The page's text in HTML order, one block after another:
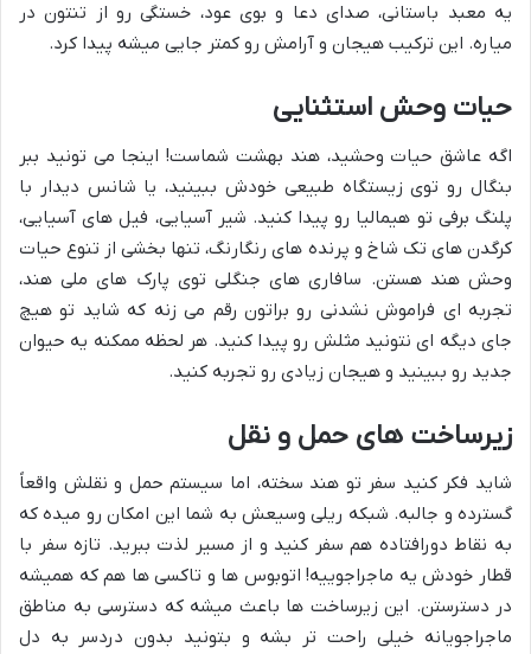
یه معبد باستانی، صدای دعا و بوی عود، خستگی رو از تنتون در
میاره. این ترکیب هیجان و آرامش رو کمتر جایی میشه پیدا کرد.
حیات وحش استثنایی
اگه عاشق حیات وحشید، هند بهشت شماست! اینجا می تونید ببر
بنگال رو توی زیستگاه طبیعی خودش ببینید، یا شانس دیدار با
پلنگ برفی تو هیمالیا رو پیدا کنید. شیر آسیایی، فیل های آسیایی،
کرگدن های تک شاخ و پرنده های رنگارنگ، تنها بخشی از تنوع حیات
وحش هند هستن. سافاری های جنگلی توی پارک های ملی هند،
تجربه ای فراموش نشدنی رو براتون رقم می زنه که شاید تو هیچ
جای دیگه ای نتونید مثلش رو پیدا کنید. هر لحظه ممکنه یه حیوان
جدید رو ببینید و هیجان زیادی رو تجربه کنید.
زیرساخت های حمل و نقل
شاید فکر کنید سفر تو هند سخته، اما سیستم حمل و نقلش واقعاً
گسترده و جالبه. شبکه ریلی وسیعش به شما این امکان رو میده که
به نقاط دورافتاده هم سفر کنید و از مسیر لذت ببرید. تازه سفر با
قطار خودش یه ماجراجوییه! اتوبوس ها و تاکسی ها هم که همیشه
در دسترستن. این زیرساخت ها باعث میشه که دسترسی به مناطق
ماجراجویانه خیلی راحت تر بشه و بتونید بدون دردسر به دل